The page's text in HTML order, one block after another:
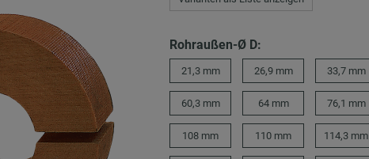
Rohraußen-Ø D:
21,3 mm 26,9 mm 33,7 mm
60,3 mm 64 mm 76,1 mm
108 mm 110 mm 114,3 mm